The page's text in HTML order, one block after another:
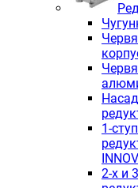
1-
2-х и